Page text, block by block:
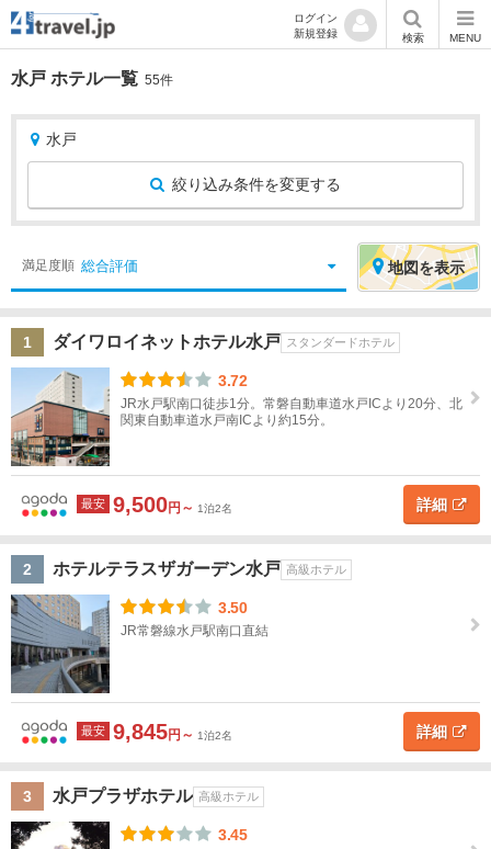
ログイン
新規登録
検索 MENU
水戸 ホテル一覧 55件
水戸
絞り込み条件を変更する
り
条
宿
泊
地
水
ホ
テ
ル
タ
イ
プ
ス
タ
ド
高
級
旅
館
高
級
ペ
ン
民
宿
貸
別
リ
選
北
海
北
関
東
茨
城
す
べ
満足度順 総合評価 地図を表示
1 ダイワロイネットホテル水戸 スタンダードホテル
3.72
JR水戸駅南口徒歩1分。常磐自動車道水戸ICより20分、北
関東自動車道水戸南ICより約15分。
最安 9,500円～ 1泊2名 詳細
2 ホテルテラスザガーデン水戸 高級ホテル
3.50
JR常磐線水戸駅南口直結
最安 9,845円～ 1泊2名 詳細
3 水戸プラザホテル 高級ホテル
3.45